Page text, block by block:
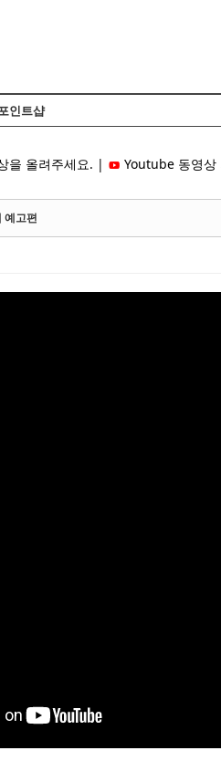
인트샵
을 올려주세요. | Youtube 동영상
예고편